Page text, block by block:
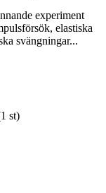
experiment
elastiska
svängningar...
st)